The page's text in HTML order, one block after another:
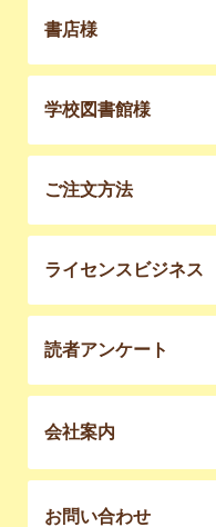
書店様
学校図書館様
ご注文方法
ライセンスビジネス
読者アンケート
会社案内
お問い合わせ